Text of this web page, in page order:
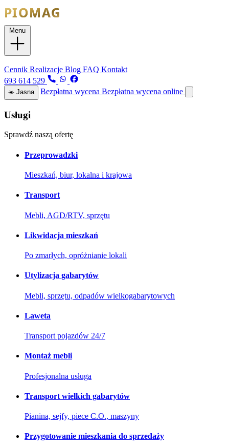
Cennik Realizacje Blog FAQ Kontakt
693 614 529
☀️ Jasna Bezpłatna wycena Bezpłatna wycena online
Usługi
Sprawdź naszą ofertę
Przeprowadzki
Mieszkań, biur, lokalna i krajowa
Transport
Mebli, AGD/RTV, sprzętu
Likwidacja mieszkań
Po zmarłych, opróżnianie lokali
Utylizacja gabarytów
Mebli, sprzętu, odpadów wielkogabarytowych
Laweta
Transport pojazdów 24/7
Montaż mebli
Profesjonalna usługa
Transport wielkich gabarytów
Pianina, sejfy, piece C.O., maszyny
Przygotowanie mieszkania do sprzedaży